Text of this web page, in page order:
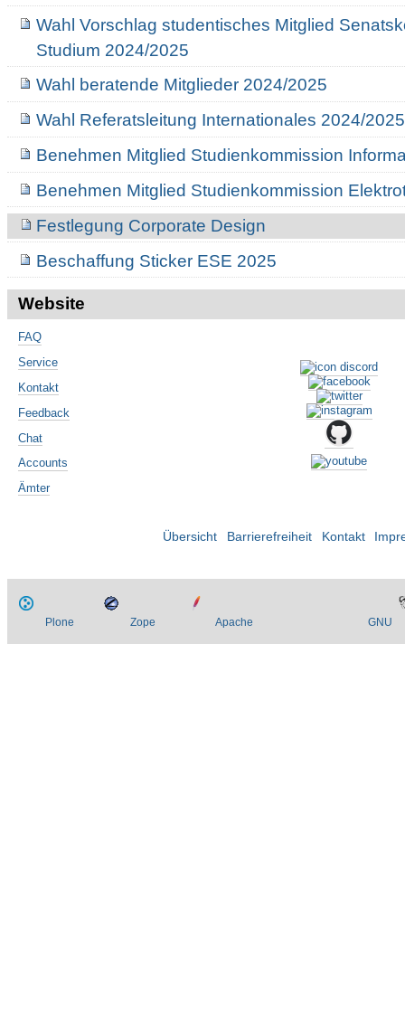
Wahl Vorschlag studentisches Mitglied
Studium 2024/2025
Wahl beratende Mitglieder 2024/2025
Wahl Referatsleitung Internationales 2024/2025
Benehmen Mitglied Studienkommission
Benehmen Mitglied Studienkommission
Festlegung Corporate Design
Beschaffung Sticker ESE 2025
Website
FAQ
Service
Kontakt
Feedback
Chat
Accounts
Ämter
Übersicht Barrierefreiheit Kontakt
Plone Zope Apache GNU